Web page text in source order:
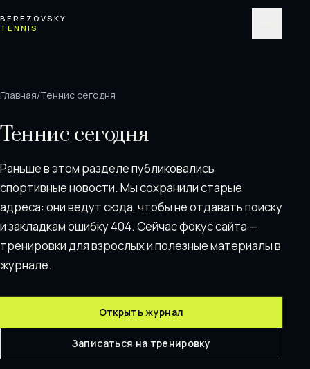
BEREZOVSKY
TENNIS
Главная/Теннис сегодня
Теннис сегодня
Раньше в этом разделе публиковались
спортивные новости. Мы сохранили старые
адреса: они ведут сюда, чтобы не отдавать поискy
и закладкам ошибку 404. Сейчас фокус сайта —
тренировки для взрослых и полезные материалы в
журнале.
Открыть журнал
Записаться на тренировку